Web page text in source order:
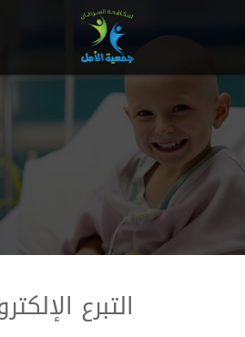
التبرع